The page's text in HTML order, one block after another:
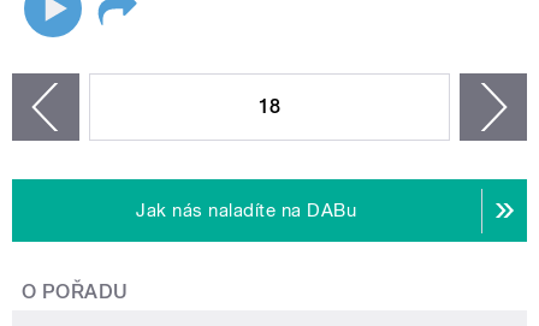
18
Jak nás naladíte na DABu
O POŘADU